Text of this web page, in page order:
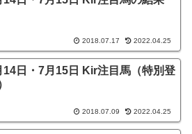
2018.07.17 2022.04.25
14日・7月15日 Kir注目馬（特別登
2018.07.09 2022.04.25